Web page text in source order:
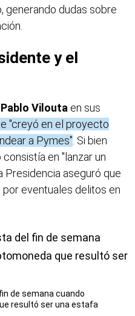
generando dudas sobre
y el
Pablo Vilouta en sus
"creyó en el proyecto
a Pymes" . Si bien
en "lanzar un
Presidencia aseguró que
eventuales delitos en
de semana cuando
resultó ser una estafa